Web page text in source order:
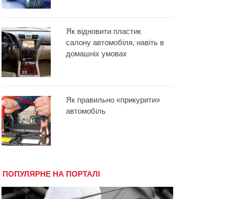
Як відновити пластик
салону автомобіля, навіть в
домашніх умовах
Як правильно «прикурити»
автомобіль
ПОПУЛЯРНЕ НА ПОРТАЛІ